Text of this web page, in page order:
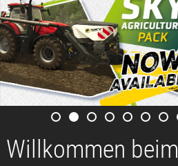
Willkommen beim